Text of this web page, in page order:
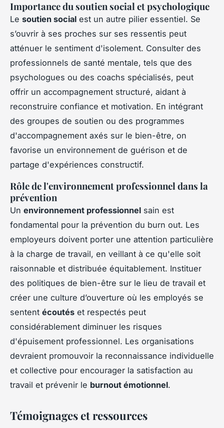
Importance du soutien social et psychologique
Le soutien social est un autre pilier essentiel. Se
s’ouvrir à ses proches sur ses ressentis peut
atténuer le sentiment d'isolement. Consulter des
professionnels de santé mentale, tels que des
psychologues ou des coachs spécialisés, peut
offrir un accompagnement structuré, aidant à
reconstruire confiance et motivation. En intégrant
des groupes de soutien ou des programmes
d'accompagnement axés sur le bien-être, on
favorise un environnement de guérison et de
partage d'expériences constructif.
Rôle de l'environnement professionnel dans la
prévention
Un environnement professionnel sain est
fondamental pour la prévention du burn out. Les
employeurs doivent porter une attention particulière
à la charge de travail, en veillant à ce qu'elle soit
raisonnable et distribuée équitablement. Instituer
des politiques de bien-être sur le lieu de travail et
créer une culture d’ouverture où les employés se
sentent écoutés et respectés peut
considérablement diminuer les risques
d'épuisement professionnel. Les organisations
devraient promouvoir la reconnaissance individuelle
et collective pour encourager la satisfaction au
travail et prévenir le burnout émotionnel.
Témoignages et ressources